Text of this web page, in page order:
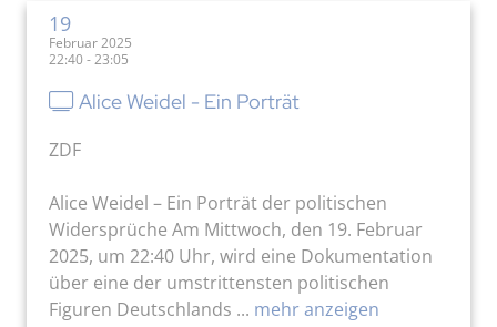
19
Februar 2025
22:40 - 23:05
Alice Weidel - Ein Porträt
ZDF
Alice Weidel – Ein Porträt der politischen
Widersprüche Am Mittwoch, den 19. Februar
2025, um 22:40 Uhr, wird eine Dokumentation
über eine der umstrittensten politischen
Figuren Deutschlands ... mehr anzeigen